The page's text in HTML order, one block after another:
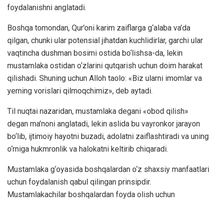
foydalanishni anglatadi.
Boshqa tomondan, Qur’oni karim zaiflarga g‘alaba va’da
qilgan, chunki ular potensial jihatdan kuchlidirlar, garchi ular
vaqtincha dushman bosimi ostida bo‘lishsa-da, lekin
mustamlaka ostidan o‘zlarini qutqarish uchun doim harakat
qilishadi. Shuning uchun Alloh taolo: «Biz ularni imomlar va
yerning vorislari qilmoqchimiz», deb aytadi.
Til nuqtai nazaridan, mustamlaka degani «obod qilish»
degan ma’noni anglatadi, lekin aslida bu vayronkor jarayon
bo‘lib, ijtimoiy hayotni buzadi, adolatni zaiflashtiradi va uning
o‘rniga hukmronlik va halokatni keltirib chiqaradi.
Mustamlaka g‘oyasida boshqalardan o‘z shaxsiy manfaatlari
uchun foydalanish qabul qilingan prinsipdir.
Mustamlakachilar boshqalardan foyda olish uchun